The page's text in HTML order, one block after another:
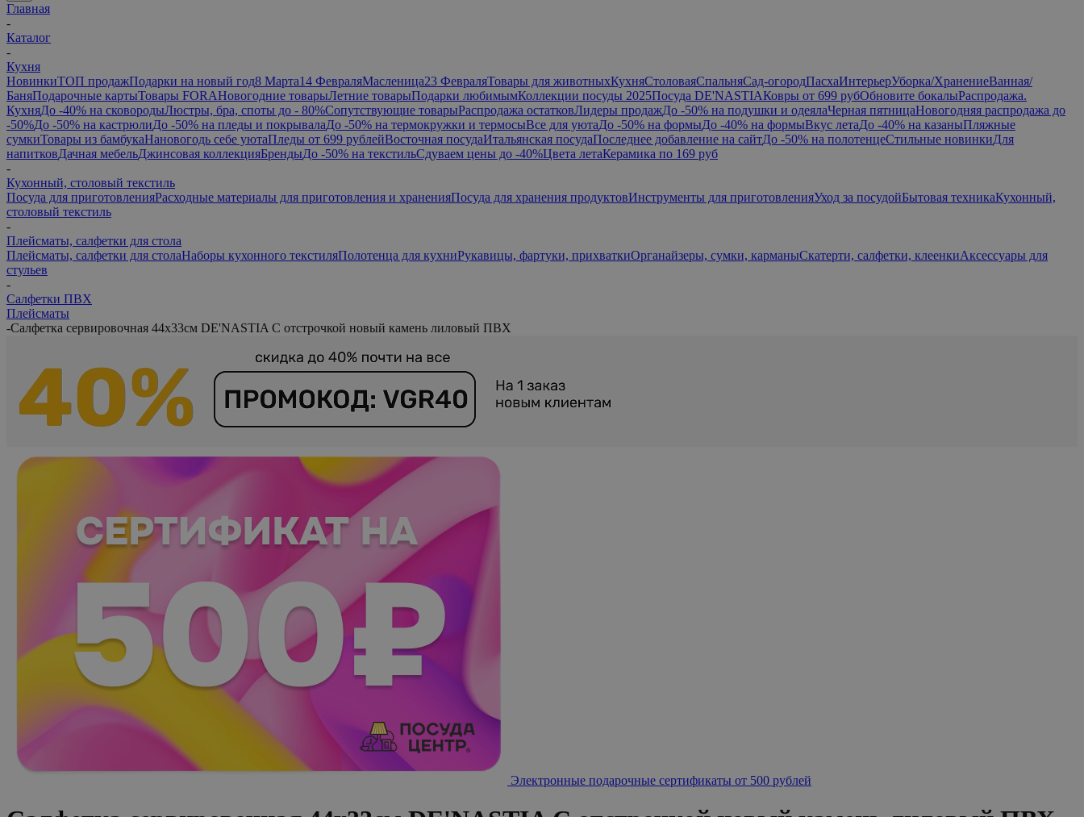
Главная
-
Каталог
-
Кухня
НовинкиТОП продажПодарки на новый год8 Марта14 ФевраляМасленица23 ФевраляТовары для животныхКухняСтоловаяСпальняСад-огородПасхаИнтерьерУборка/ХранениеВанная/
БаняПодарочные картыТовары FORAНовогодние товарыЛетние товарыПодарки любимымКоллекции посуды 2025Посуда DE'NASTIAКовры от 699 рубОбновите бокалыРаспродажа.
КухняДо -40% на сковородыЛюстры, бра, споты до - 80%Сопутствующие товарыРаспродажа остатковЛидеры продажДо -50% на подушки и одеялаЧерная пятницаНовогодняя распродажа до
-50%До -50% на кастрюлиДо -50% на пледы и покрывалаДо -50% на термокружки и термосыВсе для уютаДо -50% на формыДо -40% на формыВкус летаДо -40% на казаныПляжные
сумкиТовары из бамбукаНановогодь себе уютаПледы от 699 рублейВосточная посудаИтальянская посудаПоследнее добавление на сайтДо -50% на полотенцеСтильные новинкиДля
напитковДачная мебельДжинсовая коллекцияБрендыДо -50% на текстильСдуваем цены до -40%Цвета летаКерамика по 169 руб
-
Кухонный, столовый текстиль
Посуда для приготовленияРасходные материалы для приготовления и храненияПосуда для хранения продуктовИнструменты для приготовленияУход за посудойБытовая техникаКухонный,
столовый текстиль
-
Плейсматы, салфетки для стола
Плейсматы, салфетки для столаНаборы кухонного текстиляПолотенца для кухниРукавицы, фартуки, прихваткиОрганайзеры, сумки, карманыСкатерти, салфетки, клеенкиАксессуары для
стульев
-
Салфетки ПВХ
Плейсматы
-Салфетка сервировочная 44x33см DE'NASTIA С отстрочкой новый камень лиловый ПВХ
Электронные подарочные сертификаты от 500 рублей